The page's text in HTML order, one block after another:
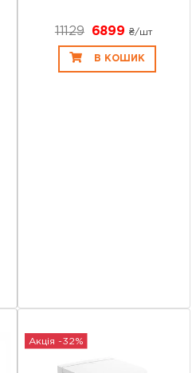
11129 6899 ₴/шт
В КОШИК
Акція -32%